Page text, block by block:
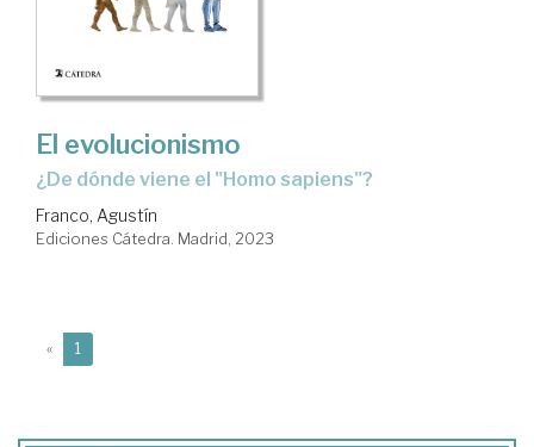
El evolucionismo
¿De dónde viene el "Homo sapiens"?
Franco, Agustín
Ediciones Cátedra. Madrid, 2023
« 1